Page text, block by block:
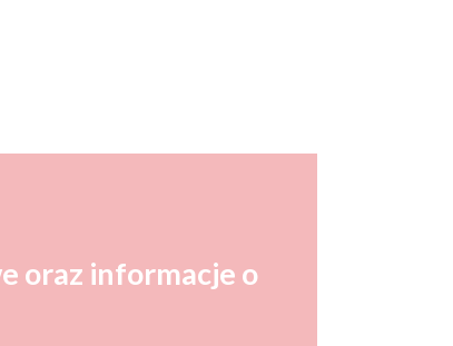
oraz informacje o